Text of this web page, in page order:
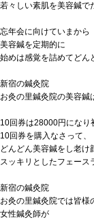
若々しい素肌を美容鍼で
忘年会に向けていまから
美容鍼を定期的に
始めは感覚を詰めてどん
新宿の鍼灸院
お灸の里鍼灸院の美容鍼
10回券は28000円になり
10回券を購入なさって、
どんどん美容鍼をし老け
スッキリとしたフェース
新宿の鍼灸院
お灸の里鍼灸院では皆様
女性鍼灸師が